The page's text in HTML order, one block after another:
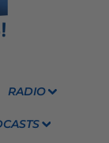
RADIO